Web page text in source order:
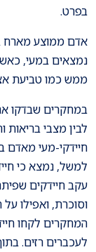
בפרט.
אדם ממוצע מארח
נמצאים במעי,
ממש כמו טביעת
במחקרים שבדקו
לבין מצבי בריאות
חיידקי-מעי מאדם
למשל, נמצא כי
עקב חיידקים
וסוכרת, ואפילו
המחקרים לקחו
לעכברים רזים.